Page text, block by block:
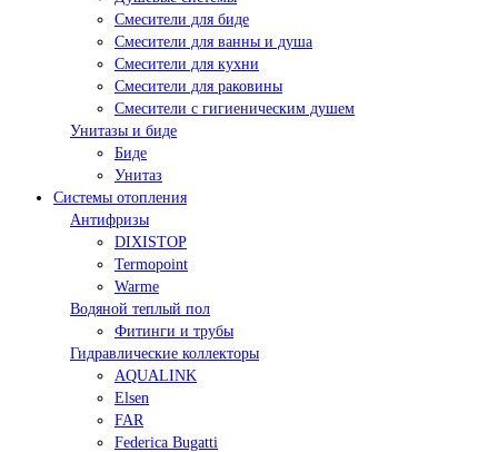
Смесители для биде
Смесители для ванны и душа
Смесители для кухни
Смесители для раковины
Смесители с гигиеническим душем
Унитазы и биде
Биде
Унитаз
Системы отопления
Антифризы
DIXISTOP
Termopoint
Warme
Водяной теплый пол
Фитинги и трубы
Гидравлические коллекторы
AQUALINK
Elsen
FAR
Federica Bugatti